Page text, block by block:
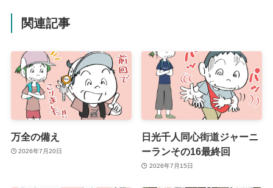
関連記事
万全の備え
2026年7月20日
日光千人同心街道ジャーニ
ーランその16最終回
2026年7月15日